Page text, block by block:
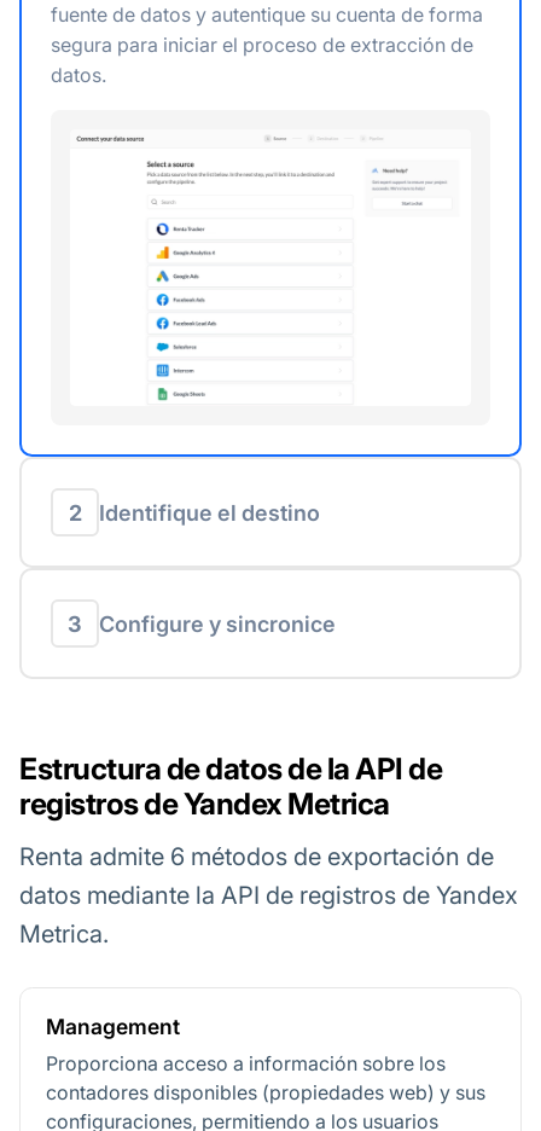
fuente de datos y autentique su cuenta de forma
segura para iniciar el proceso de extracción de
datos.
2 Identifique el destino
3 Configure y sincronice
Estructura de datos de la API de
registros de Yandex Metrica
Renta admite 6 métodos de exportación de
datos mediante la API de registros de Yandex
Metrica.
Management
Proporciona acceso a información sobre los
contadores disponibles (propiedades web) y sus
configuraciones, permitiendo a los usuarios